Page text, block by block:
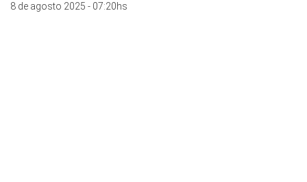
8 de agosto 2025 - 07:20hs